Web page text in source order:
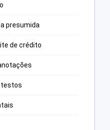
presumida
de crédito